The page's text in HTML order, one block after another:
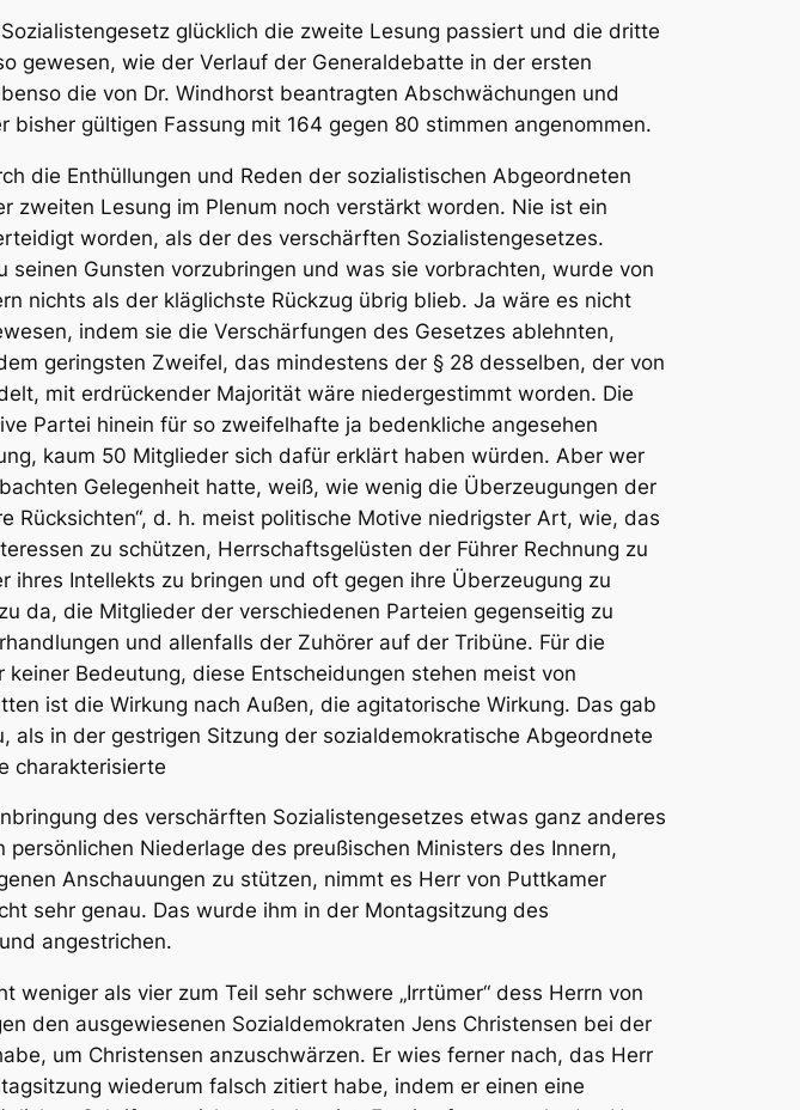
glücklich die zweite Lesung passiert und die dritte
gewesen, wie der Verlauf der Generaldebatte in der ersten
die von Dr. Windhorst beantragten Abschwächungen und
gültigen Fassung mit 164 gegen 80 stimmen angenommen.
die Enthüllungen und Reden der sozialistischen Abgeordneten
zweiten Lesung im Plenum noch verstärkt worden. Nie ist ein
worden, als der des verschärften Sozialistengesetzes.
Gunsten vorzubringen und was sie vorbrachten, wurde von
nichts als der kläglichste Rückzug übrig blieb. Ja wäre es nicht
indem sie die Verschärfungen des Gesetzes ablehnten,
geringsten Zweifel, das mindestens der § 28 desselben, der von
mit erdrückender Majorität wäre niedergestimmt worden. Die
Partei hinein für so zweifelhafte ja bedenkliche angesehen
kaum 50 Mitglieder sich dafür erklärt haben würden. Aber wer
Gelegenheit hatte, weiß, wie wenig die Überzeugungen der
Rücksichten“, d. h. meist politische Motive niedrigster Art, wie, das
zu schützen, Herrschaftsgelüsten der Führer Rechnung zu
Intellekts zu bringen und oft gegen ihre Überzeugung zu
da, die Mitglieder der verschiedenen Parteien gegenseitig zu
und allenfalls der Zuhörer auf der Tribüne. Für die
Bedeutung, diese Entscheidungen stehen meist von
ist die Wirkung nach Außen, die agitatorische Wirkung. Das gab
in der gestrigen Sitzung der sozialdemokratische Abgeordnete
charakterisierte
des verschärften Sozialistengesetzes etwas ganz anderes
persönlichen Niederlage des preußischen Ministers des Innern,
Anschauungen zu stützen, nimmt es Herr von Puttkamer
sehr genau. Das wurde ihm in der Montagsitzung des
angestrichen.
als vier zum Teil sehr schwere „Irrtümer“ dess Herrn von
den ausgewiesenen Sozialdemokraten Jens Christensen bei der
um Christensen anzuschwärzen. Er wies ferner nach, das Herr
wiederum falsch zitiert habe, indem er einen eine